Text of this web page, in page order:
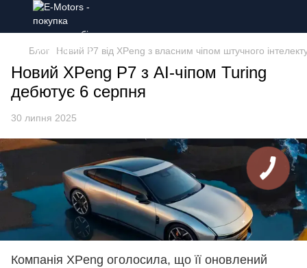
Блог Новий P7 від XPeng з власним чіпом штучного
Новий XPeng P7 з AI-чіпом Turing
дебютує 6 серпня
30 липня 2025
Компанія XPeng оголосила, що її оновлений